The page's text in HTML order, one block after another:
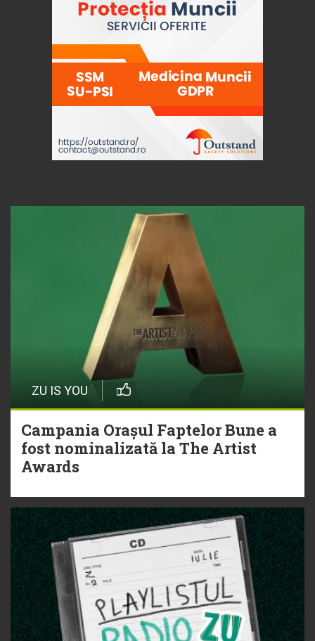
ZU IS YOU
Campania Orașul Faptelor Bune a
fost nominalizată la The Artist
Awards